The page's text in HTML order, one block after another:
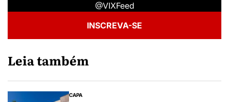
@VIXFeed
INSCREVA-SE
Leia também
CAPA